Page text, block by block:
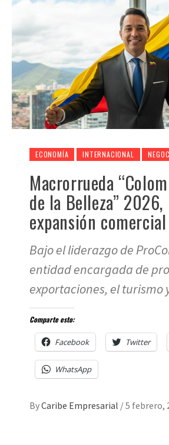
ECONOMÍA INTERNACIONAL
Macrorrueda
de la Belleza”
expansión
Bajo el liderazgo de
entidad encargada de
exportaciones, el turismo
Comparte esto:
Facebook Twitter
WhatsApp
ByCaribe Empresarial /5 febrero,